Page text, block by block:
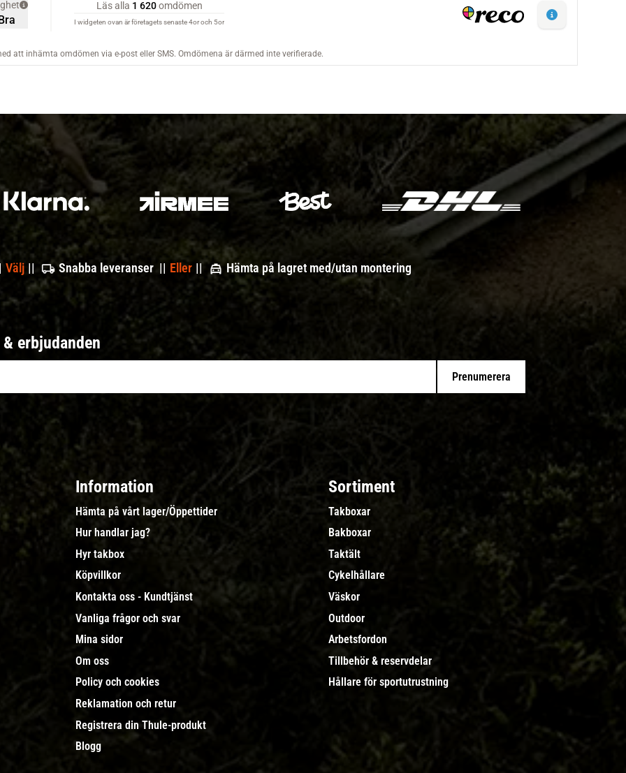
Välj Snabba leveranser || Eller Hämta på lagret med/utan montering
erbjudanden
Prenumerera
Information
Hämta på vårt lager/Öppettider
Hur handlar jag?
Hyr takbox
Köpvillkor
Kontakta oss - Kundtjänst
Vanliga frågor och svar
Mina sidor
Om oss
Policy och cookies
Reklamation och retur
Registrera din Thule-produkt
Blogg
Sortiment
Takboxar
Bakboxar
Taktält
Cykelhållare
Väskor
Outdoor
Arbetsfordon
Tillbehör & reservdelar
Hållare för sportutrustning